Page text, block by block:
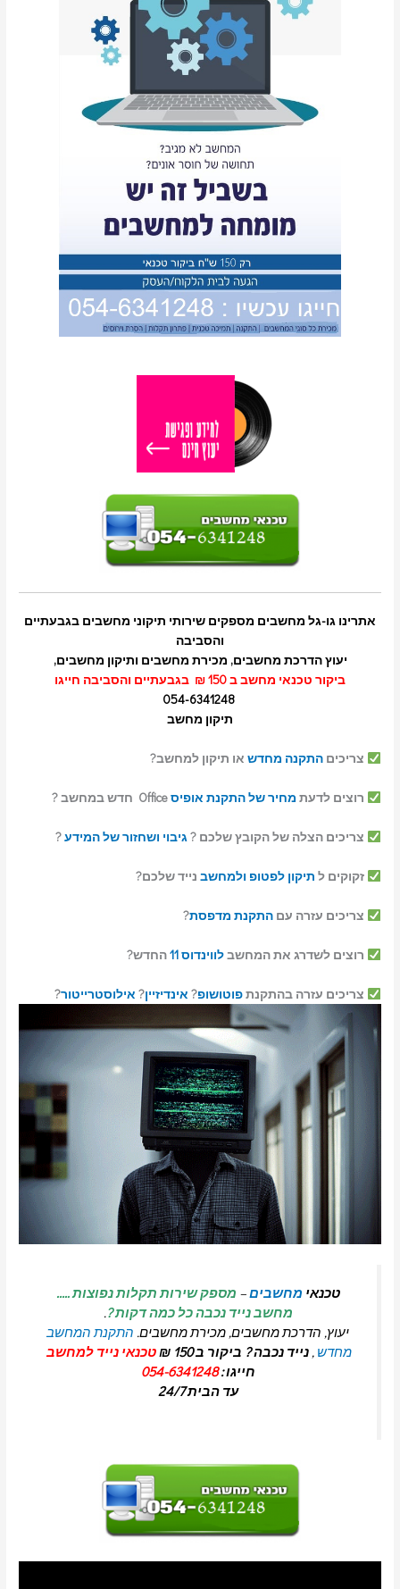
אתרינו גו-גל מחשבים מספקים שירותי תיקוני מחשבים בגבעתיים
והסביבה
יעוץ הדרכת מחשבים, מכירת מחשבים ותיקון מחשבים,
ביקור טכנאי מחשב ב 150 ₪ בגבעתיים והסביבה חייגו
054-6341248
תיקון מחשב
צריכים התקנה מחדשאו תיקון למחשב?
רוצים לדעת מחיר של התקנת אופיסOffice חדש במחשב ?
צריכים הצלה של הקובץ שלכם ?גיבוי ושחזור של המידע?
זקוקים ל תיקון לפטופ ולמחשבנייד שלכם?
צריכים עזרה עם התקנת מדפסת?
רוצים לשדרג את המחשבלווינדוס 11 החדש?
צריכים עזרה בהתקנתפוטושופ? אינדיזיין? אילוסטרייטור?
טכנאי מחשבים– מספק שירות תקלות נפוצות …..
מחשב נייד נכבה כל כמה דקות ?.
יעוץ, הדרכת מחשבים, מכירת מחשבים. התקנת המחשב
מחדש , נייד נכבה ? ביקור ב 150 ₪
טכנאי נייד למחשב
חייגו :054-6341248
עד הבית 24/7